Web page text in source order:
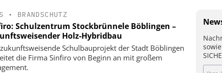
• BRANDSCHUTZ
Schulzentrum Stockbrünnele Böblingen –
Holz-Hybridbau
Schulbauprojekt der Stadt Böblingen
die Firma Sinfiro von Beginn an mit großem